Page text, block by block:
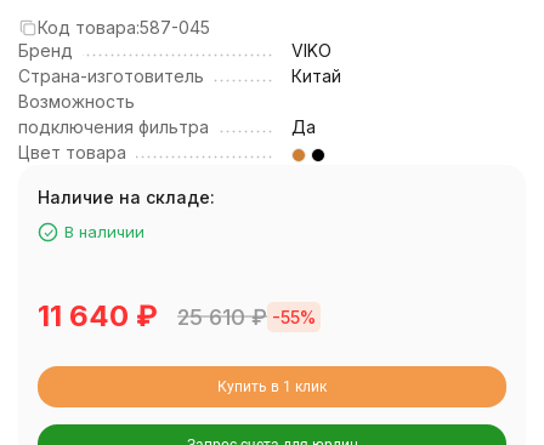
Код товара:587-045
Бренд
VIKO
Страна-изготовитель
Китай
Возможность
подключения фильтра
Да
Цвет товара
Наличие на складе:
В наличии
11 640 ₽ 25 610₽ -55%
Купить в 1 клик